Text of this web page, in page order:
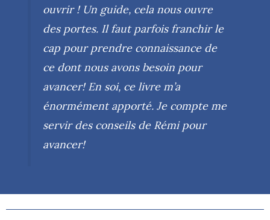
ouvrir ! Un guide, cela nous ouvre
des portes. Il faut parfois franchir le
cap pour prendre connaissance de
ce dont nous avons besoin pour
avancer! En soi, ce livre m’a
énormément apporté. Je compte me
servir des conseils de Rémi pour
avancer!